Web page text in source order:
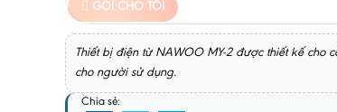
GỌI CHO TÔI
Thiết bị điện từ NAWOO MY-2 được thiết kế cho
cho người sử dụng.
Chia sẻ: